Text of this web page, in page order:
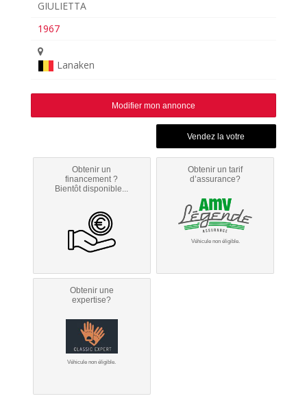
GIULIETTA
1967
Lanaken
Modifier mon annonce
Obtenir un
financement ?
Bientôt disponible...
Obtenir un tarif
d’assurance?
Véhicule non éligible.
Obtenir une
expertise?
Véhicule non éligible.